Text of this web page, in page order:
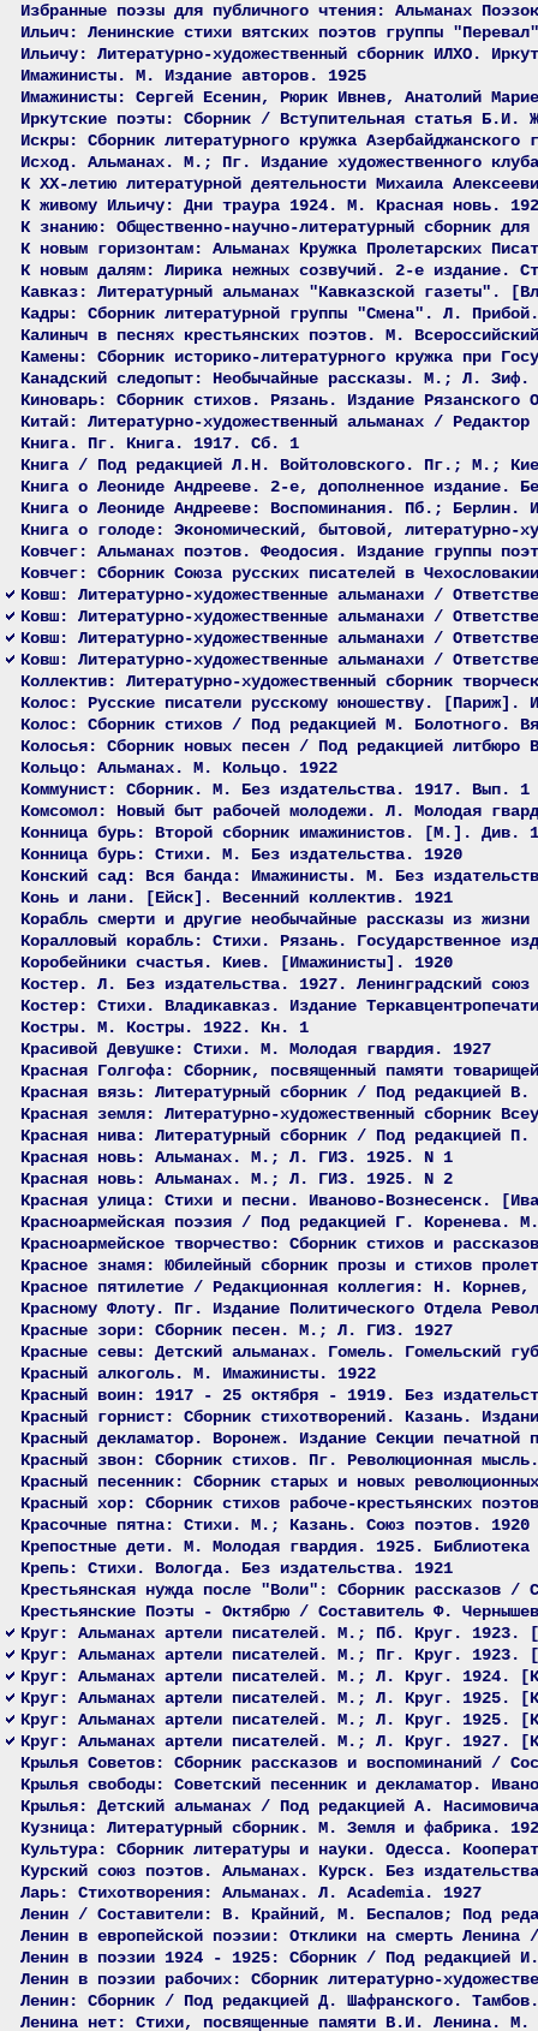
Избранные поэзы для публичного чтения: Альманах
Ильич: Ленинские стихи вятских поэтов группы
Ильичу: Литературно-художественный сборник ИЛХО.
Имажинисты. М. Издание авторов. 1925
Имажинисты: Сергей Есенин, Рюрик Ивнев, Анатолий
Иркутские поэты: Сборник / Вступительная статья Б.И.
Искры: Сборник литературного кружка
Исход. Альманах. М.; Пг. Издание художественного
К XX-летию литературной деятельности Михаила
К живому Ильичу: Дни траура 1924. М. Красная новь.
К знанию: Общественно-научно-литературный сборник
К новым горизонтам: Альманах Кружка Пролетарских
К новым далям: Лирика нежных созвучий. 2-е издание.
Кавказ: Литературный альманах "Кавказской газеты".
Кадры: Сборник литературной группы "Смена". Л.
Калиныч в песнях крестьянских поэтов. М.
Камены: Сборник историко-литературного кружка при
Канадский следопыт: Необычайные рассказы. М.; Л.
Киноварь: Сборник стихов. Рязань. Издание Рязанского
Китай: Литературно-художественный альманах /
Книга. Пг. Книга. 1917. Сб. 1
Книга / Под редакцией Л.Н. Войтоловского. Пг.; М.;
Книга о Леониде Андрееве. 2-е, дополненное издание.
Книга о Леониде Андрееве: Воспоминания. Пб.; Берлин.
Книга о голоде: Экономический, бытовой, литературно-
Ковчег: Альманах поэтов. Феодосия. Издание группы
Ковчег: Сборник Союза русских писателей в
Ковш: Литературно-художественные альманахи /
Ковш: Литературно-художественные альманахи /
Ковш: Литературно-художественные альманахи /
Ковш: Литературно-художественные альманахи /
Коллектив: Литературно-художественный сборник
Колос: Русские писатели русскому юношеству. [Париж].
Колос: Сборник стихов / Под редакцией М. Болотного.
Колосья: Сборник новых песен / Под редакцией
Кольцо: Альманах. М. Кольцо. 1922
Коммунист: Сборник. М. Без издательства. 1917. Вып. 1
Комсомол: Новый быт рабочей молодежи. Л. Молодая
Конница бурь: Второй сборник имажинистов. [М.]. Див.
Конница бурь: Стихи. М. Без издательства. 1920
Конский сад: Вся банда: Имажинисты. М. Без
Конь и лани. [Ейск]. Весенний коллектив. 1921
Корабль смерти и другие необычайные рассказы из
Коралловый корабль: Стихи. Рязань. Государственное
Коробейники счастья. Киев. [Имажинисты]. 1920
Костер. Л. Без издательства. 1927. Ленинградский союз
Костер: Стихи. Владикавказ. Издание
Костры. М. Костры. 1922. Кн. 1
Красивой Девушке: Стихи. М. Молодая гвардия. 1927
Красная Голгофа: Сборник, посвященный памяти
Красная вязь: Литературный сборник / Под редакцией
Красная земля: Литературно-художественный сборник
Красная нива: Литературный сборник / Под редакцией
Красная новь: Альманах. М.; Л. ГИЗ. 1925. N 1
Красная новь: Альманах. М.; Л. ГИЗ. 1925. N 2
Красная улица: Стихи и песни. Иваново-Вознесенск.
Красноармейская поэзия / Под редакцией Г. Коренева.
Красноармейское творчество: Сборник стихов и
Красное знамя: Юбилейный сборник прозы и стихов
Красное пятилетие / Редакционная коллегия: Н.
Красному Флоту. Пг. Издание Политического Отдела
Красные зори: Сборник песен. М.; Л. ГИЗ. 1927
Красные севы: Детский альманах. Гомель. Гомельский
Красный алкоголь. М. Имажинисты. 1922
Красный воин: 1917 - 25 октября - 1919. Без
Красный горнист: Сборник стихотворений. Казань.
Красный декламатор. Воронеж. Издание Секции
Красный звон: Сборник стихов. Пг. Революционная
Красный песенник: Сборник старых и новых
Красный хор: Сборник стихов рабоче-крестьянских
Красочные пятна: Стихи. М.; Казань. Союз поэтов. 1920
Крепостные дети. М. Молодая гвардия. 1925.
Крепь: Стихи. Вологда. Без издательства. 1921
Крестьянская нужда после "Воли": Сборник
Крестьянские Поэты - Октябрю / Составитель Ф.
Круг: Альманах артели писателей. М.; Пб. Круг.
Круг: Альманах артели писателей. М.; Пг. Круг.
Круг: Альманах артели писателей. М.; Л. Круг. 1924.
Круг: Альманах артели писателей. М.; Л. Круг. 1925.
Круг: Альманах артели писателей. М.; Л. Круг. 1925.
Круг: Альманах артели писателей. М.; Л. Круг. 1927.
Крылья Советов: Сборник рассказов и воспоминаний /
Крылья свободы: Советский песенник и декламатор.
Крылья: Детский альманах / Под редакцией А.
Кузница: Литературный сборник. М. Земля и фабрика.
Культура: Сборник литературы и науки. Одесса.
Курский союз поэтов. Альманах. Курск. Без
Ларь: Стихотворения: Альманах. Л. Academia. 1927
Ленин / Составители: В. Крайний, М. Беспалов; Под
Ленин в европейской поэзии: Отклики на смерть
Ленин в поэзии 1924 - 1925: Сборник / Под редакцией
Ленин в поэзии рабочих: Сборник литературно-
Ленин: Сборник / Под редакцией Д. Шафранского.
Ленина нет: Стихи, посвященные памяти В.И. Ленина.